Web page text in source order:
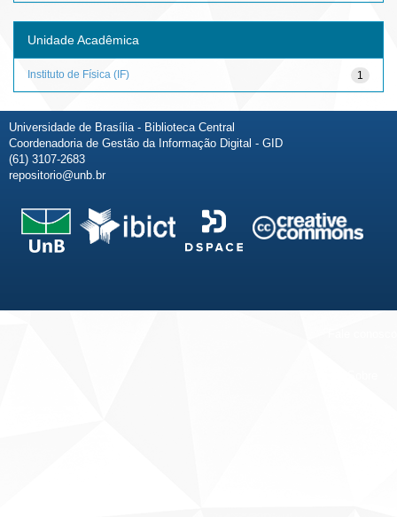
Unidade Acadêmica
1
Instituto de Física (IF)
Universidade de Brasília - Biblioteca Central
Coordenadoria de Gestão da Informação Digital - GID
(61) 3107-2683
repositorio@unb.br